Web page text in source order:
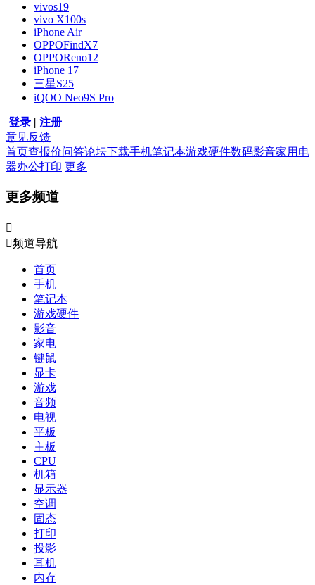
vivos19
vivo X100s
iPhone Air
OPPOFindX7
OPPOReno12
iPhone 17
三星S25
iQOO Neo9S Pro
登录
注册
意见反馈
首页查报价问答论坛 下载手机笔记本游戏硬件数码影音家用电
器办公打印 更多
更多频道

频道导航
首页
手机
笔记本
游戏硬件
影音
家电
键鼠
显卡
游戏
音频
电视
平板
主板
CPU
机箱
显示器
空调
固态
打印
投影
耳机
内存